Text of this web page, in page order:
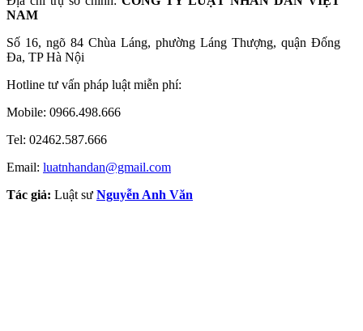
NAM
Số 16, ngõ 84 Chùa Láng, phường Láng Thượng, quận Đống
Đa, TP Hà Nội
Hotline tư vấn pháp luật miễn phí:
Mobile: 0966.498.666
Tel: 02462.587.666
Email: luatnhandan@gmail.com
Tác giả: Luật sư Nguyễn Anh Văn